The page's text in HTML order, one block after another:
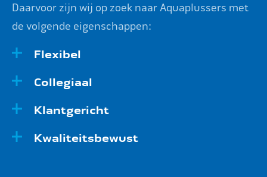
Daarvoor zijn wij op zoek naar Aquaplussers met
de volgende eigenschappen:
Flexibel
Collegiaal
Klantgericht
Kwaliteitsbewust